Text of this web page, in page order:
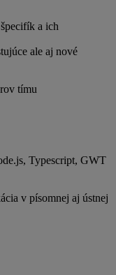
a ich
ale aj nové
tímu
Typescript, GWT
v písomnej aj ústnej